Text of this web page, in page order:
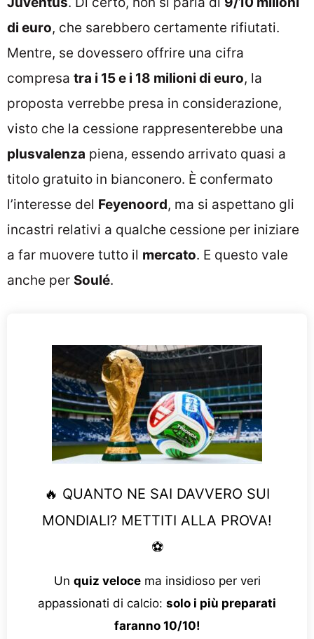
di euro, che sarebbero certamente rifiutati.
Mentre, se dovessero offrire una cifra
compresa tra i 15 e i 18 milioni di euro, la
proposta verrebbe presa in considerazione,
visto che la cessione rappresenterebbe una
plusvalenza piena, essendo arrivato quasi a
titolo gratuito in bianconero. È confermato
l’interesse del Feyenoord, ma si aspettano gli
incastri relativi a qualche cessione per iniziare
a far muovere tutto il mercato. E questo vale
anche per Soulé.
🔥 QUANTO NE SAI DAVVERO SUI
MONDIALI? METTITI ALLA PROVA!
⚽
Un quiz velocema insidioso per veri
appassionati di calcio: solo i più preparati
faranno 10/10!